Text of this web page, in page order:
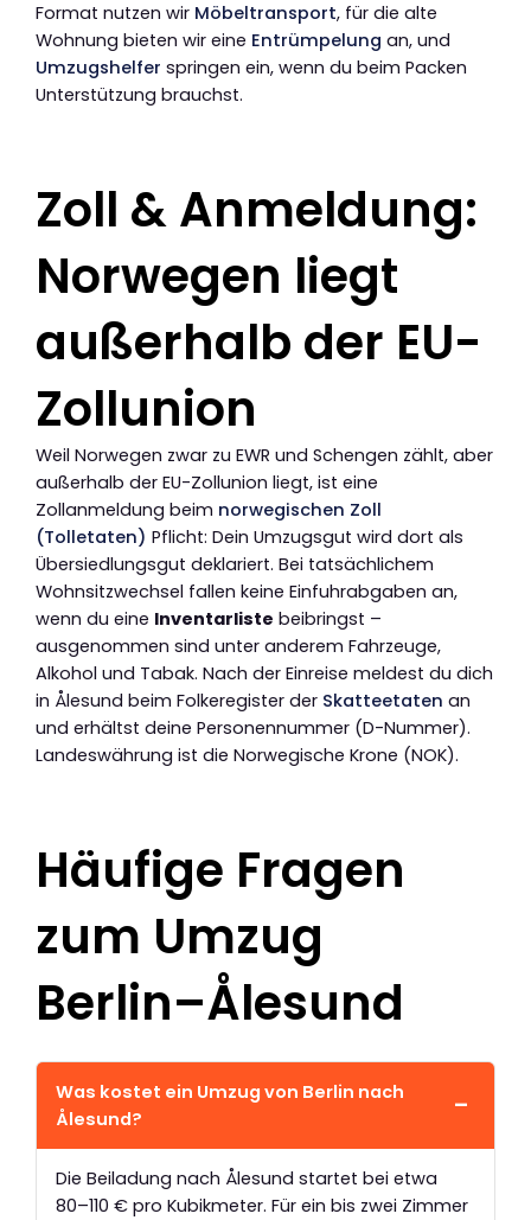
Format nutzen wir Möbeltransport, für die alte
Wohnung bieten wir eine Entrümpelung an, und
Umzugshelfer springen ein, wenn du beim Packen
Unterstützung brauchst.
Zoll & Anmeldung:
Norwegen liegt
außerhalb der EU-
Zollunion
Weil Norwegen zwar zu EWR und Schengen zählt, aber
außerhalb der EU-Zollunion liegt, ist eine
Zollanmeldung beim norwegischen Zoll
(Tolletaten) Pflicht: Dein Umzugsgut wird dort als
Übersiedlungsgut deklariert. Bei tatsächlichem
Wohnsitzwechsel fallen keine Einfuhrabgaben an,
wenn du eine Inventarliste beibringst –
ausgenommen sind unter anderem Fahrzeuge,
Alkohol und Tabak. Nach der Einreise meldest du dich
in Ålesund beim Folkeregister der Skatteetaten an
und erhältst deine Personennummer (D-Nummer).
Landeswährung ist die Norwegische Krone (NOK).
Häufige Fragen
zum Umzug
Berlin–Ålesund
Was kostet ein Umzug von Berlin nach
Ålesund?
Die Beiladung nach Ålesund startet bei etwa
80–110 € pro Kubikmeter. Für ein bis zwei Zimmer